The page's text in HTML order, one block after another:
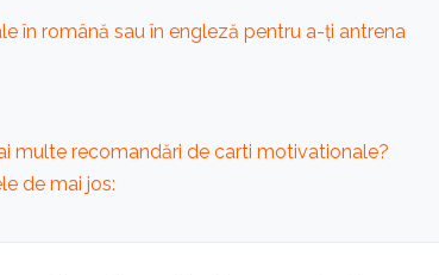
în română sau în engleză pentru a-ți antrena
multe recomandări de carti motivationale?
de mai jos: